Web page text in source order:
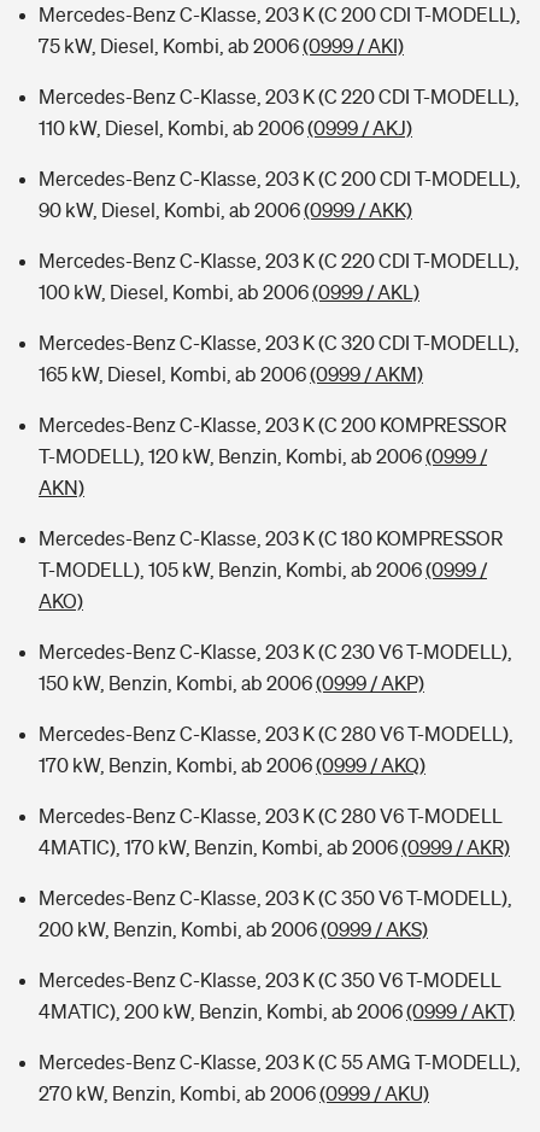
Mercedes-Benz C-Klasse, 203 K (C 200 CDI T-MODELL),
75 kW, Diesel, Kombi, ab 2006(0999 / AKI)
Mercedes-Benz C-Klasse, 203 K (C 220 CDI T-MODELL),
110 kW, Diesel, Kombi, ab 2006(0999 / AKJ)
Mercedes-Benz C-Klasse, 203 K (C 200 CDI T-MODELL),
90 kW, Diesel, Kombi, ab 2006(0999 / AKK)
Mercedes-Benz C-Klasse, 203 K (C 220 CDI T-MODELL),
100 kW, Diesel, Kombi, ab 2006(0999 / AKL)
Mercedes-Benz C-Klasse, 203 K (C 320 CDI T-MODELL),
165 kW, Diesel, Kombi, ab 2006(0999 / AKM)
Mercedes-Benz C-Klasse, 203 K (C 200 KOMPRESSOR
T-MODELL), 120 kW, Benzin, Kombi, ab 2006(0999 /
AKN)
Mercedes-Benz C-Klasse, 203 K (C 180 KOMPRESSOR
T-MODELL), 105 kW, Benzin, Kombi, ab 2006(0999 /
AKO)
Mercedes-Benz C-Klasse, 203 K (C 230 V6 T-MODELL),
150 kW, Benzin, Kombi, ab 2006(0999 / AKP)
Mercedes-Benz C-Klasse, 203 K (C 280 V6 T-MODELL),
170 kW, Benzin, Kombi, ab 2006(0999 / AKQ)
Mercedes-Benz C-Klasse, 203 K (C 280 V6 T-MODELL
4MATIC), 170 kW, Benzin, Kombi, ab 2006(0999 / AKR)
Mercedes-Benz C-Klasse, 203 K (C 350 V6 T-MODELL),
200 kW, Benzin, Kombi, ab 2006(0999 / AKS)
Mercedes-Benz C-Klasse, 203 K (C 350 V6 T-MODELL
4MATIC), 200 kW, Benzin, Kombi, ab 2006(0999 / AKT)
Mercedes-Benz C-Klasse, 203 K (C 55 AMG T-MODELL),
270 kW, Benzin, Kombi, ab 2006(0999 / AKU)